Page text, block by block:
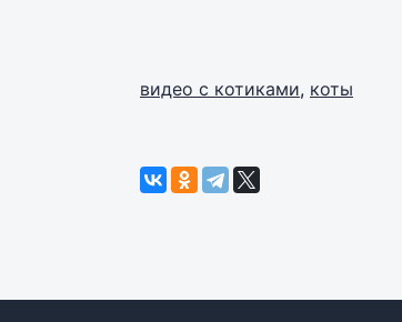
видео с котиками, коты